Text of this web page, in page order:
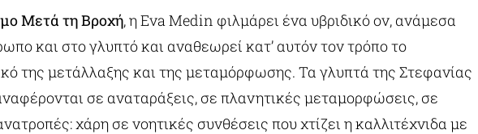
Μετά τη Βροχή, η Eva Medin φιλμάρει ένα υβριδικό ον, ανάμεσα
και στο γλυπτό και αναθεωρεί κατ’ αυτόν τον τρόπο το
της μετάλλαξης και της μεταμόρφωσης. Τα γλυπτά της Στεφανίας
σε αναταράξεις, σε πλανητικές μεταμορφώσεις, σε
χάρη σε νοητικές συνθέσεις που χτίζει η καλλιτέχνιδα με